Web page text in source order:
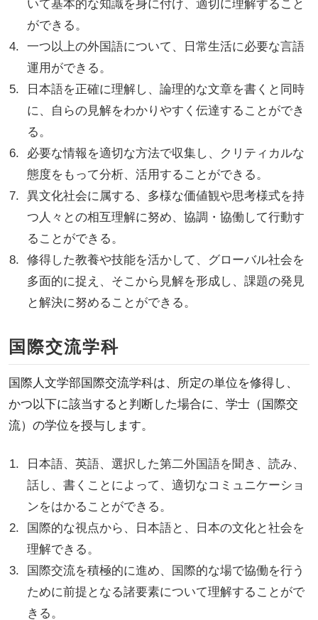
いて基本的な知識を身に付け、適切に理解すること
ができる。
一つ以上の外国語について、日常生活に必要な言語
運用ができる。
日本語を正確に理解し、論理的な文章を書くと同時
に、自らの見解をわかりやすく伝達することができ
る。
必要な情報を適切な方法で収集し、クリティカルな
態度をもって分析、活用することができる。
異文化社会に属する、多様な価値観や思考様式を持
つ人々との相互理解に努め、協調・協働して行動す
ることができる。
修得した教養や技能を活かして、グローバル社会を
多面的に捉え、そこから見解を形成し、課題の発見
と解決に努めることができる。
国際交流学科
国際人文学部国際交流学科は、所定の単位を修得し、
かつ以下に該当すると判断した場合に、学士（国際交
流）の学位を授与します。
日本語、英語、選択した第二外国語を聞き、読み、
話し、書くことによって、適切なコミュニケーショ
ンをはかることができる。
国際的な視点から、日本語と、日本の文化と社会を
理解できる。
国際交流を積極的に進め、国際的な場で協働を行う
ために前提となる諸要素について理解することがで
きる。